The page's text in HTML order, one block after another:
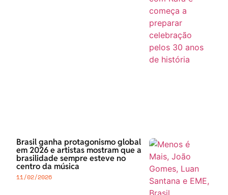
Brasil ganha protagonismo global
em 2026 e artistas mostram que a
brasilidade sempre esteve no
centro da música
11/02/2026